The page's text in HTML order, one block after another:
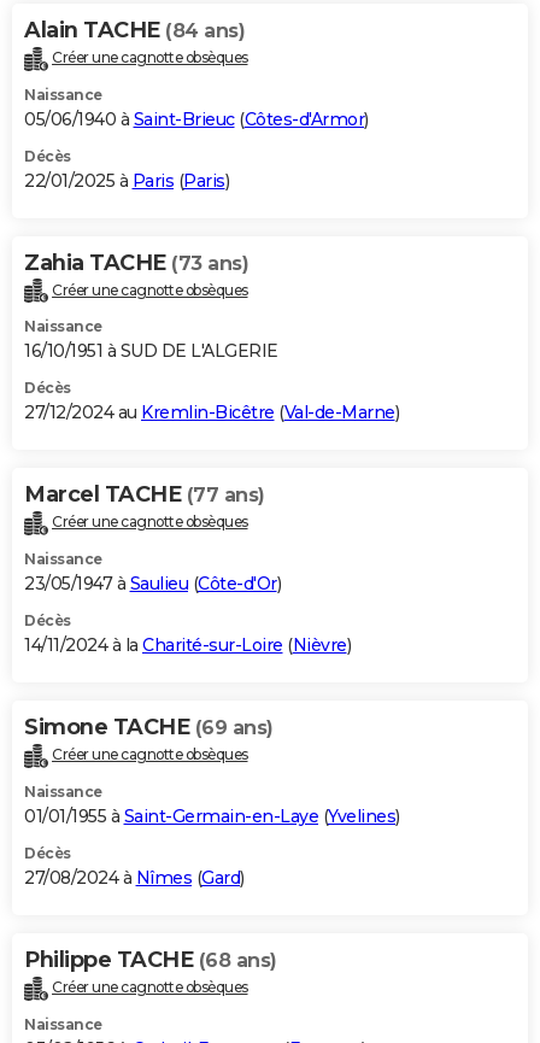
Alain TACHE (84 ans)
Créer une cagnotte obsèques
Naissance
05/06/1940 à Saint-Brieuc(Côtes-d'Armor)
Décès
22/01/2025 à Paris (Paris)
Zahia TACHE (73 ans)
Créer une cagnotte obsèques
Naissance
16/10/1951 à SUD DE L'ALGERIE
Décès
27/12/2024 au Kremlin-Bicêtre (Val-de-Marne)
Marcel TACHE (77 ans)
Créer une cagnotte obsèques
Naissance
23/05/1947 à Saulieu (Côte-d'Or)
Décès
14/11/2024 à la Charité-sur-Loire (Nièvre)
Simone TACHE (69 ans)
Créer une cagnotte obsèques
Naissance
01/01/1955 à Saint-Germain-en-Laye (Yvelines)
Décès
27/08/2024 à Nîmes (Gard)
Philippe TACHE (68 ans)
Créer une cagnotte obsèques
Naissance